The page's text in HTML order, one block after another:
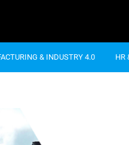
& INDUSTRY 4.0 HR